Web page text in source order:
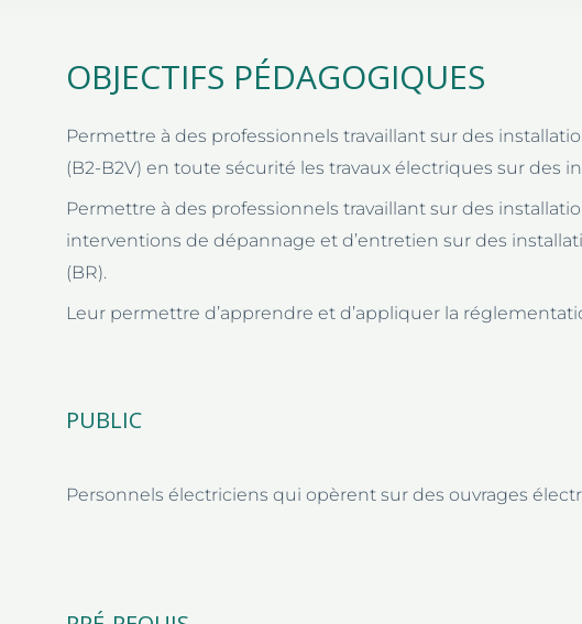
OBJECTIFS PÉDAGOGIQUES
Permettre à des professionnels travaillant sur des
(B2-B2V) en toute sécurité les travaux électriques sur des
Permettre à des professionnels travaillant sur des
interventions de dépannage et d’entretien sur des
(BR).
Leur permettre d’apprendre et d’appliquer la
PUBLIC
Personnels électriciens qui opèrent sur des ouvrages